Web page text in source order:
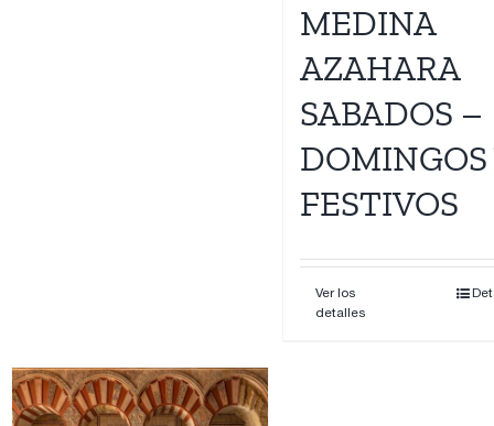
MEDINA
AZAHARA
SABADOS –
DOMINGOS
FESTIVOS
Ver los
detalles